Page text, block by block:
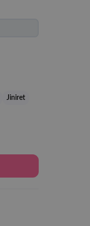
Jiniret